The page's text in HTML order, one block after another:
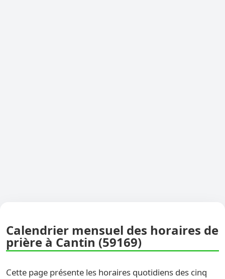
Calendrier mensuel des horaires de
prière à Cantin (59169)
Cette page présente les horaires quotidiens des cinq